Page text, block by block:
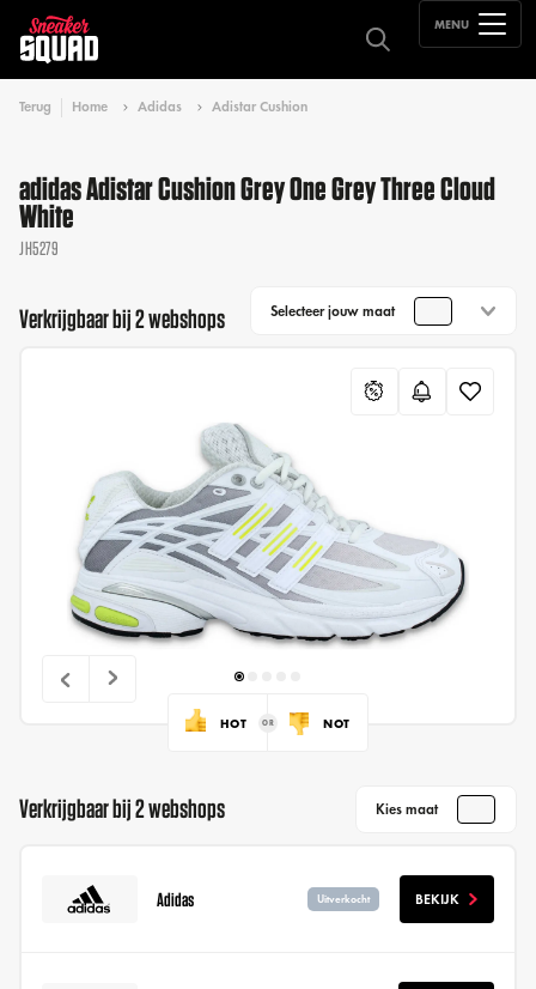
MENU
Terug Home Adidas Adistar Cushion
adidas Adistar Cushion Grey One Grey Three Cloud
White
JH5279
Verkrijgbaar bij 2 webshops Selecteer jouw maat
HOT NOT
Verkrijgbaar bij 2 webshops Kies maat
Adidas Uitverkocht BEKIJK